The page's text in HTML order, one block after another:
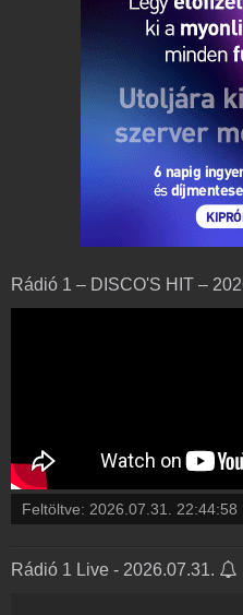
Rádió 1 – DISCO'S HIT –
Feltöltve: 2026.07.31. 22:44:58
Rádió 1 Live - 2026.07.31.